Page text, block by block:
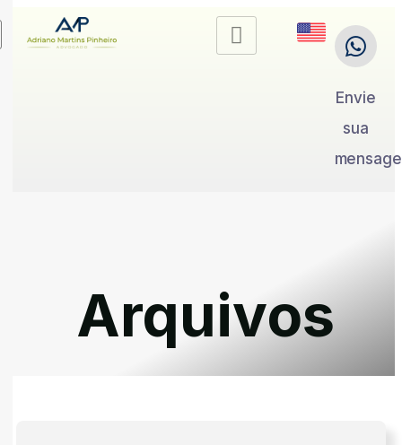
Envie
sua
Arquivos